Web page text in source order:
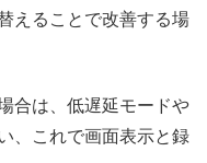
えることで改善する場
合は、低遅延モードや
、これで画面表示と録